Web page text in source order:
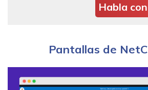
Habla
Pantallas de